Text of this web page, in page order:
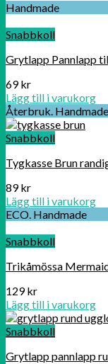
Handmade
Snabbkoll
Grytlapp Pannlapp
69kr
Lägg till i varukorg
Återbruk. Handmade
Snabbkoll
Tygkasse Brun
89kr
Lägg till i varukorg
ECO. Handmade
Snabbkoll
Trikåmössa
129kr
Lägg till i varukorg
Snabbkoll
Grytlapp pannlapp